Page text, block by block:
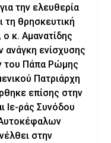
την ελευθερία
τη θρησκευτική
ο κ. Αμανατίδης
ανάγκη ενίσχυσης
του Πάπα Ρώμης
Πατριάρχη
επίσης στην
Ιε-ράς Συνόδου
στην